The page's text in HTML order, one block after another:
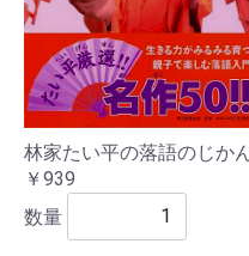
林家たい平の落語のじか
￥939
数量